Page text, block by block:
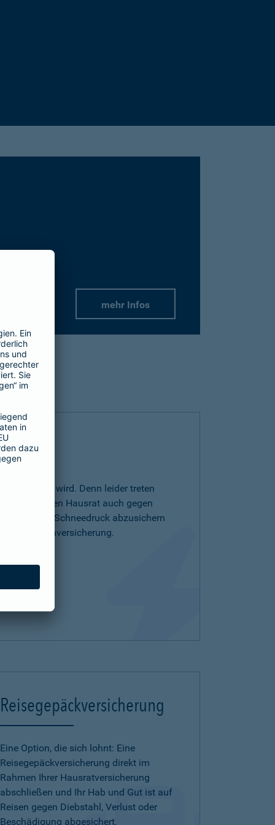
mehr Infos
wichtiger wird. Denn leider treten
auf. Um Ihren Hausrat auch gegen
oder Schneedruck abzusichern
Reisegepäckversicherung
Eine Option, die sich lohnt: Eine
Reisegepäckversicherung direkt im
Rahmen Ihrer Hausratversicherung
abschließen und Ihr Hab und Gut ist auf
Reisen gegen Diebstahl, Verlust oder
Beschädigung abgesichert.